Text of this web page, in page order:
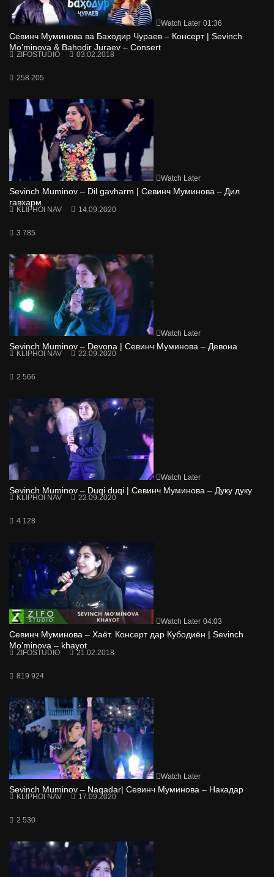
Watch Later 01:36
Севинч Муминова ва Баходир Чураев – Консерт | Sevinch
Mo’minova & Bahodir Juraev – Сonsert
ZIFOSTUDIO 03.02.2018
258 205
Watch Later
Sevinch Muminov – Dil gavharm | Севинч Муминова – Дил
гавхарм
KLIPHOI NAV 14.09.2020
3 785
Watch Later
Sevinch Muminov – Devona | Севинч Муминова – Девона
KLIPHOI NAV 22.09.2020
2 566
Watch Later
Sevinch Muminov – Duqi duqi | Севинч Муминова – Дуку дуку
KLIPHOI NAV 22.09.2020
4 128
Watch Later 04:03
Севинч Муминова – Хаёт. Консерт дар Кубодиён | Sevinch
Mo’minova – khayot
ZIFOSTUDIO 21.02.2018
819 924
Watch Later
Sevinch Muminov – Naqadar| Севинч Муминова – Накадар
KLIPHOI NAV 17.09.2020
2 530